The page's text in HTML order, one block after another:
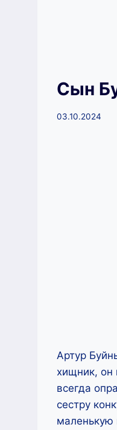
Сын
03.10.2024
Артур
хищник, он
всегда
сестру
маленькую